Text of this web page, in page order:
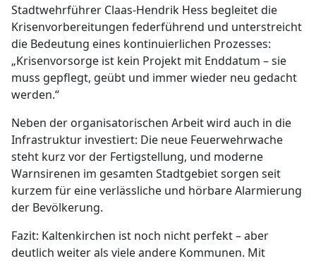
Stadtwehrführer Claas-Hendrik Hess begleitet die
Krisenvorbereitungen federführend und unterstreicht
die Bedeutung eines kontinuierlichen Prozesses:
„Krisenvorsorge ist kein Projekt mit Enddatum – sie
muss gepflegt, geübt und immer wieder neu gedacht
werden.“
Neben der organisatorischen Arbeit wird auch in die
Infrastruktur investiert: Die neue Feuerwehrwache
steht kurz vor der Fertigstellung, und moderne
Warnsirenen im gesamten Stadtgebiet sorgen seit
kurzem für eine verlässliche und hörbare Alarmierung
der Bevölkerung.
Fazit: Kaltenkirchen ist noch nicht perfekt – aber
deutlich weiter als viele andere Kommunen. Mit